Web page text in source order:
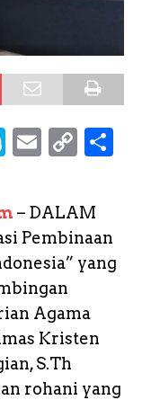
S
p
e
E
a
il
C
p
y
L
n
k
e
– DALAM
Pembinaan
yang
Agama
Kristen
S.Th
rohani yang